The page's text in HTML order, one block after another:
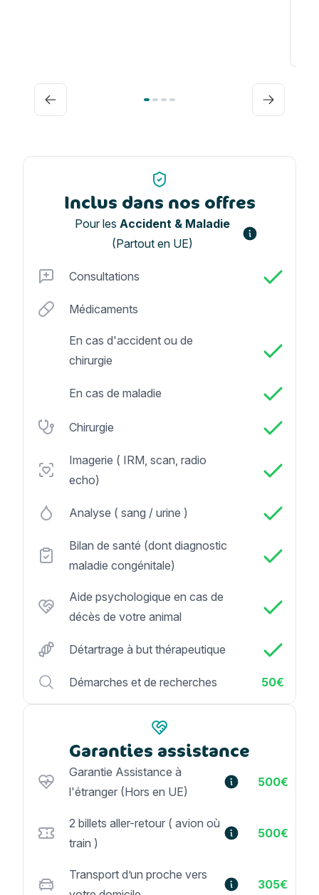
Précédent Suivant
Inclus dans nos offres
Pour les Accident & Maladie
(Partout en UE)
Consultations
Médicaments
En cas d'accident ou de
chirurgie
En cas de maladie
Chirurgie
Imagerie ( IRM, scan, radio
echo)
Analyse ( sang / urine )
Bilan de santé (dont diagnostic
maladie congénitale)
Aide psychologique en cas de
décès de votre animal
Détartrage à but thérapeutique
Démarches et de recherches 50€
Garanties assistance
Garantie Assistance à
l'étranger (Hors en UE)
500€
2 billets aller-retour ( avion où
train )
500€
Transport d’un proche vers
305€